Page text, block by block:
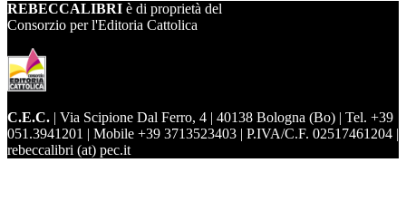
REBECCALIBRI è di proprietà del
Consorzio per l'Editoria Cattolica
C.E.C. | Via Scipione Dal Ferro, 4 | 40138 Bologna (Bo) | Tel. +39
051.3941201 | Mobile +39 3713523403 | P.IVA/C.F. 02517461204 |
rebeccalibri (at) pec.it